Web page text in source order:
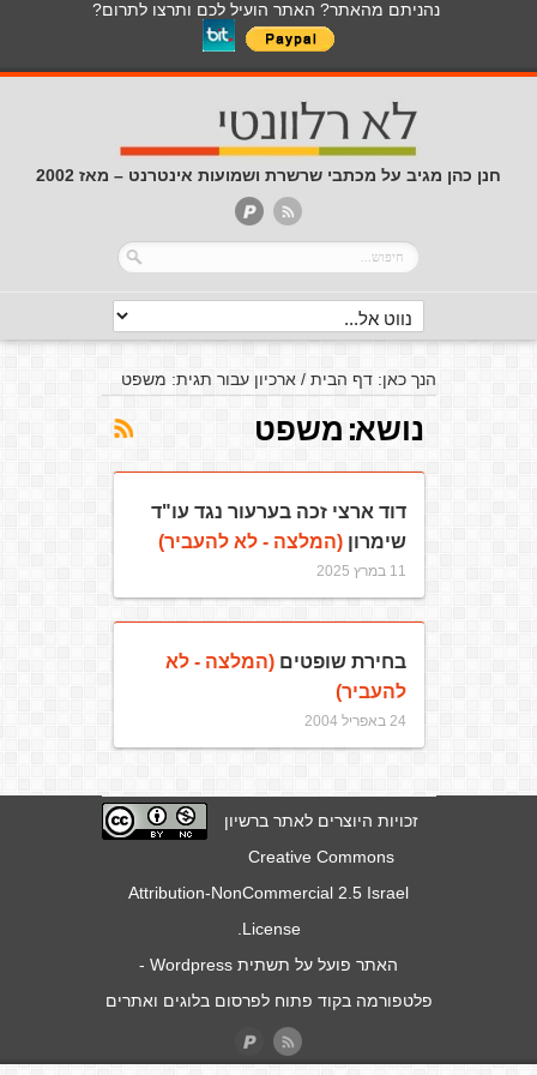
נהניתם מהאתר? האתר הועיל לכם ותרצו לתרום?
חנן כהן מגיב על מכתבי שרשרת ושמועות אינטרנט – מאז 2002
הנך כאן:דף הבית /ארכיון עבור תגית: משפט
נושא: משפט
דוד ארצי זכה בערעור נגד עו"ד
שימרון(המלצה - לא להעביר)
11 במרץ 2025
בחירת שופטים(המלצה - לא
להעביר)
24 באפריל 2004
זכויות היוצרים לאתר ברשיון
Creative Commons
Attribution-NonCommercial 2.5 Israel
License
האתר פועל על תשתית Wordpress
-
פלטפורמה בקוד פתוח לפרסום בלוגים ואתרים